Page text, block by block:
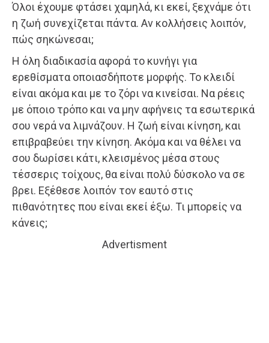
Όλοι έχουμε φτάσει χαμηλά, κι εκεί, ξεχνάμε ότι
η ζωή συνεχίζεται πάντα. Αν κολλήσεις λοιπόν,
πώς σηκώνεσαι;
Η όλη διαδικασία αφορά το κυνήγι για
ερεθίσματα οποιασδήποτε μορφής. Το κλειδί
είναι ακόμα και με το ζόρι να κινείσαι. Να ρέεις
με όποιο τρόπο και να μην αφήνεις τα εσωτερικά
σου νερά να λιμνάζουν. Η ζωή είναι κίνηση, και
επιβραβεύει την κίνηση. Ακόμα και να θέλει να
σου δωρίσει κάτι, κλεισμένος μέσα στους
τέσσερις τοίχους, θα είναι πολύ δύσκολο να σε
βρει. Εξέθεσε λοιπόν τον εαυτό στις
πιθανότητες που είναι εκεί έξω. Τι μπορείς να
κάνεις;
Advertisment